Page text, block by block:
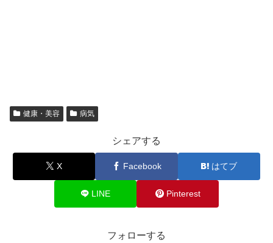
健康・美容 病気
シェアする
X Facebook はてブ
LINE Pinterest
フォローする